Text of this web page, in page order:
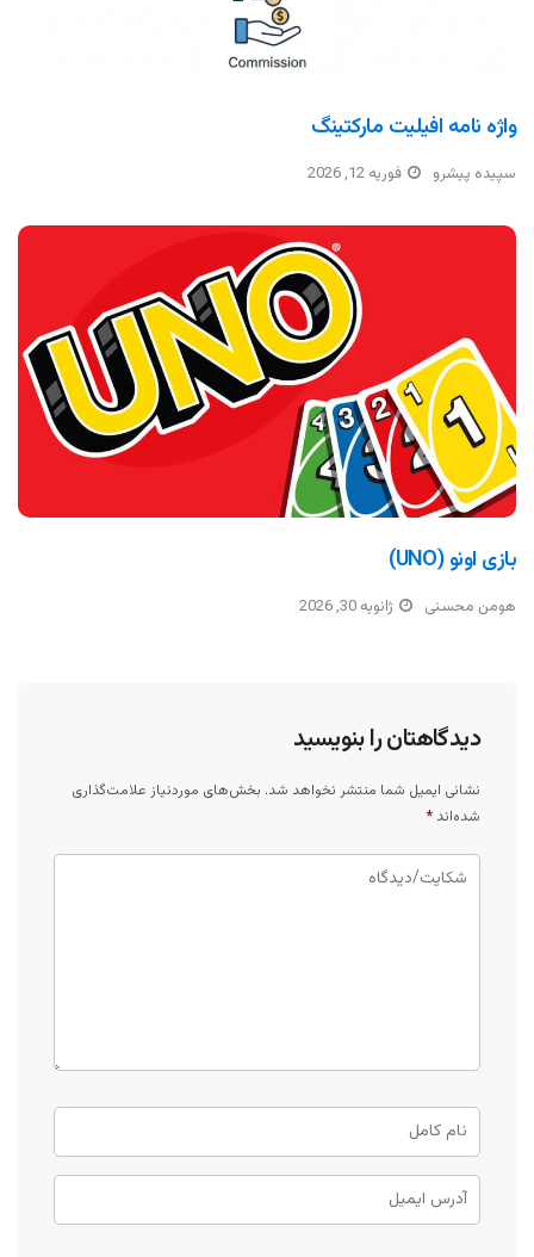
واژه نامه افیلیت مارکتینگ
سپیده پیشرو فوریه 12, 2026
بازی اونو (UNO)
هومن محسنی ژانویه 30, 2026
دیدگاهتان را بنویسید
نشانی ایمیل شما منتشر نخواهد شد. بخش‌های موردنیاز علامت‌گذاری
شده‌اند *